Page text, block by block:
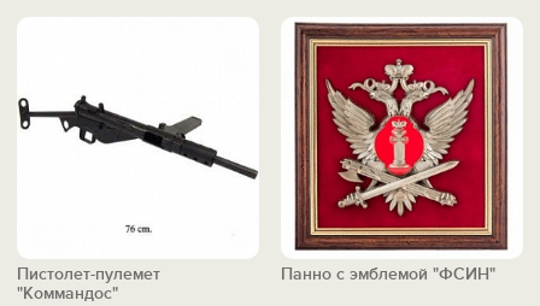
Пистолет-пулемет
"Коммандос"
Панно с эмблемой "ФСИН"